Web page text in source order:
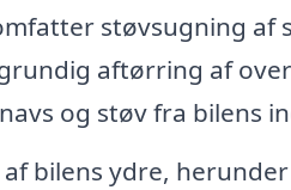
støvsugning
aftørring af
og støv fra bilens
af bilens ydre,